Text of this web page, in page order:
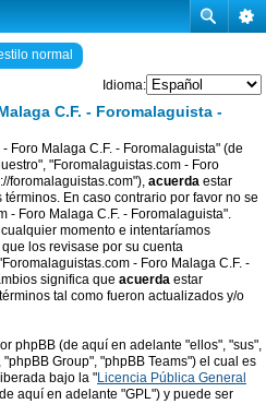
normal
Idioma:
C.F. - Foromalaguista -
Foro Malaga C.F. - Foromalaguista" (de
"Foromalaguistas.com - Foro
foromalaguistas.com"), acuerda estar
En caso contrario por favor no se
- Foro Malaga C.F. - Foromalaguista".
momento e intentaríamos
los revisase por su cuenta
- Foro Malaga C.F. -
significa que acuerda estar
tal como fueron actualizados y/o
phpBB (de aquí en adelante "ellos", "sus",
Group", "phpBB Teams") el cual es
bajo la "Licencia Pública General
aquí en adelante "GPL") y puede ser